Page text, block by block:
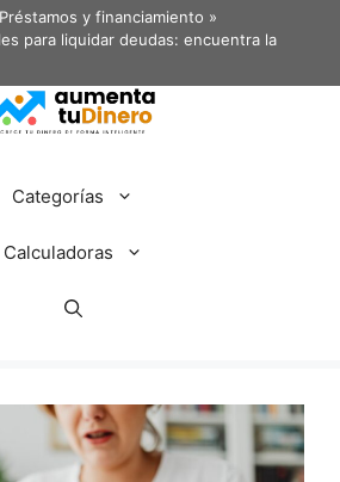
Préstamos y financiamiento »
para liquidar deudas: encuentra la
Categorías
Calculadoras